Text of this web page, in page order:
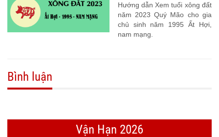
Hướng dẫn Xem tuổi xông đất
năm 2023 Quý Mão cho gia
chủ sinh năm 1995 Ất Hợi,
nam mạng.
Bình luận
Vận Hạn 2026